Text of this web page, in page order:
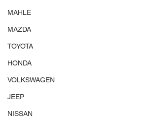
MAHLE
MAZDA
TOYOTA
HONDA
VOLKSWAGEN
JEEP
NISSAN